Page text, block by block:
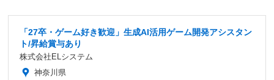
「27卒・ゲーム好き歓迎」生成AI活用ゲーム開発アシスタン
ト/昇給賞与あり
株式会社ELシステム
神奈川県